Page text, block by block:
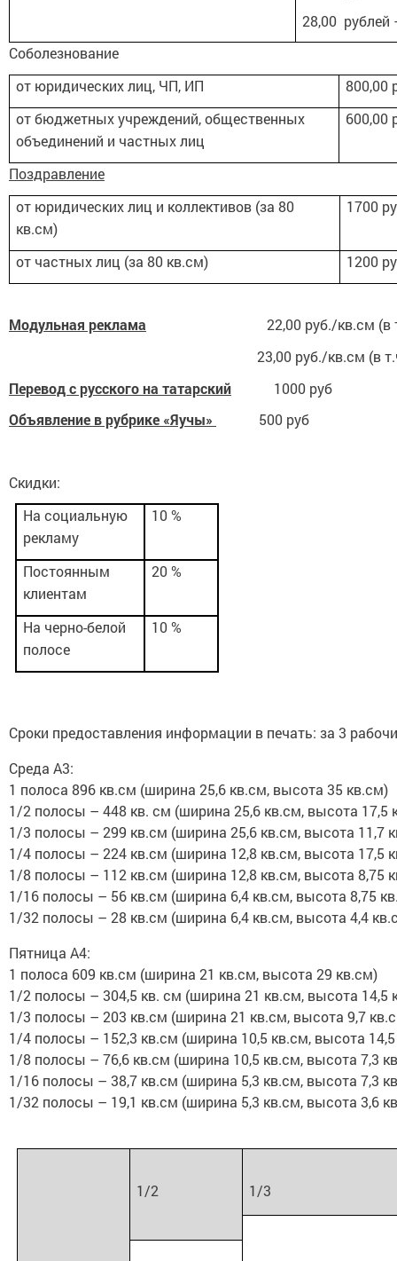
28,00 рублей
Соболезнование
от юридических лиц, ЧП, ИП
800,00
от бюджетных учреждений, общественных
объединений и частных лиц
600,00
Поздравление
от юридических лиц и коллективов (за 80
кв.см)
1700
от частных лиц (за 80 кв.см) 1200
Модульная реклама 22,00 руб./кв.см
23,00 руб./кв.см (в
Перевод с русского на татарский
1000 руб
Объявление в рубрике «Яучы»
500 руб
Скидки:
На социальную
рекламу
10 %
Постоянным
клиентам
20 %
На черно-белой
полосе
10 %
Сроки предоставления информации в печать: за 3
Среда А3:
1 полоса 896 кв.см (ширина 25,6 кв.см, высота 35 кв.см)
1/2 полосы – 448 кв. см (ширина 25,6 кв.см, высота 17,5
1/3 полосы – 299 кв.см (ширина 25,6 кв.см, высота 11,7
1/4 полосы – 224 кв.см (ширина 12,8 кв.см, высота 17,5
1/8 полосы – 112 кв.см (ширина 12,8 кв.см, высота 8,75
1/16 полосы – 56 кв.см (ширина 6,4 кв.см, высота 8,75
1/32 полосы – 28 кв.см (ширина 6,4 кв.см, высота 4,4
Пятница А4:
1 полоса 609 кв.см (ширина 21 кв.см, высота 29 кв.см)
1/2 полосы – 304,5 кв. см (ширина 21 кв.см, высота 14,5
1/3 полосы – 203 кв.см (ширина 21 кв.см, высота 9,7
1/4 полосы – 152,3 кв.см (ширина 10,5 кв.см, высота
1/8 полосы – 76,6 кв.см (ширина 10,5 кв.см, высота 7,3
1/16 полосы – 38,7 кв.см (ширина 5,3 кв.см, высота 7,3
1/32 полосы – 19,1 кв.см (ширина 5,3 кв.см, высота 3,6
1/2 1/3